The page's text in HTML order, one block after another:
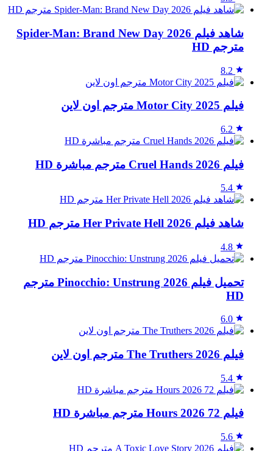
شاهد فيلم Spider-Man: Brand New Day 2026
مترجم HD
8.2
فيلم Motor City 2025 مترجم اون لاين
6.2
فيلم Cruel Hands 2026 مترجم مباشرة HD
5.4
شاهد فيلم Her Private Hell 2026 مترجم HD
4.8
تحميل فيلم Pinocchio: Unstrung 2026 مترجم
HD
6.0
فيلم The Truthers 2026 مترجم اون لاين
5.4
فيلم 72 Hours 2026 مترجم مباشرة HD
5.6